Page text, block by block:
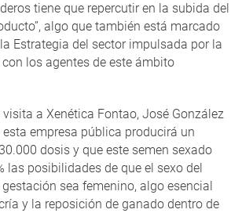
tiene que repercutir en la subida del
algo que también está marcado
Estrategia del sector impulsada por la
los agentes de este ámbito
a Xenética Fontao, José González
empresa pública producirá un
dosis y que este semen sexado
las posibilidades de que el sexo del
sea femenino, algo esencial
y la reposición de ganado dentro de